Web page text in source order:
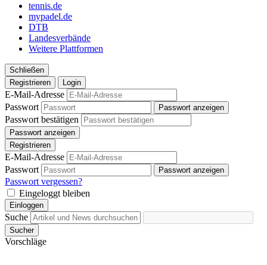
tennis.de
mypadel.de
DTB
Landesverbände
Weitere Plattformen
Schließen
Registrieren
Login
E-Mail-Adresse
Passwort
Passwort anzeigen
Passwort bestätigen
Passwort anzeigen
Registrieren
E-Mail-Adresse
Passwort
Passwort anzeigen
Passwort vergessen?
Eingeloggt bleiben
Einloggen
Suche
Sucher
Vorschläge